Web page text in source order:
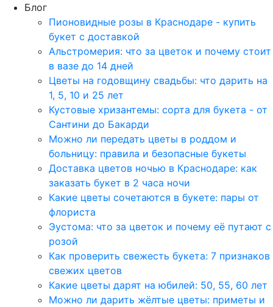
Блог
Пионовидные розы в Краснодаре - купить
букет с доставкой
Альстромерия: что за цветок и почему стоит
в вазе до 14 дней
Цветы на годовщину свадьбы: что дарить на
1, 5, 10 и 25 лет
Кустовые хризантемы: сорта для букета - от
Сантини до Бакарди
Можно ли передать цветы в роддом и
больницу: правила и безопасные букеты
Доставка цветов ночью в Краснодаре: как
заказать букет в 2 часа ночи
Какие цветы сочетаются в букете: пары от
флориста
Эустома: что за цветок и почему её путают с
розой
Как проверить свежесть букета: 7 признаков
свежих цветов
Какие цветы дарят на юбилей: 50, 55, 60 лет
Можно ли дарить жёлтые цветы: приметы и